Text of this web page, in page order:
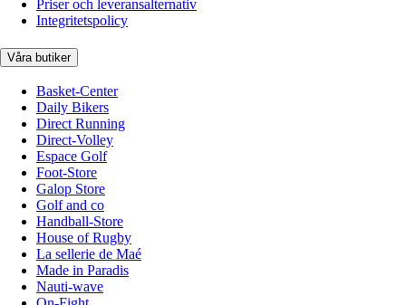
Priser och leveransalternativ
Integritetspolicy
Våra butiker
Basket-Center
Daily Bikers
Direct Running
Direct-Volley
Espace Golf
Foot-Store
Galop Store
Golf and co
Handball-Store
House of Rugby
La sellerie de Maé
Made in Paradis
Nauti-wave